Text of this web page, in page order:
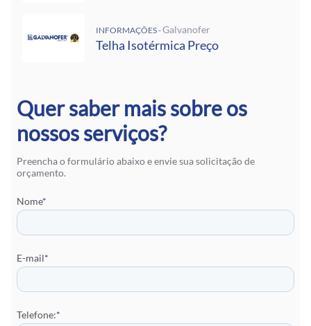
INFORMAÇÕES -Galvanofer
Telha Isotérmica Preço
Quer saber mais sobre os
nossos serviços?
Preencha o formulário abaixo e envie sua solicitação de
orçamento.
Nome*
E-mail*
Telefone:*